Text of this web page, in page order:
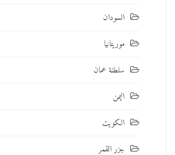
السودان
موريتانيا
سلطنة عمان
اليمن
الكويت
جزر القمر